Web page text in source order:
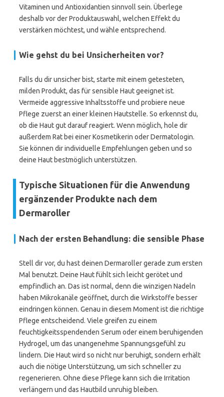
Vitaminen und Antioxidantien sinnvoll sein. Überlege
deshalb vor der Produktauswahl, welchen Effekt du
verstärken möchtest, und wähle entsprechend.
Wie gehst du bei Unsicherheiten vor?
Falls du dir unsicher bist, starte mit einem getesteten,
milden Produkt, das für sensible Haut geeignet ist.
Vermeide aggressive Inhaltsstoffe und probiere neue
Pflege zuerst an einer kleinen Hautstelle. So erkennst du,
ob die Haut gut darauf reagiert. Wenn möglich, hole dir
außerdem Rat bei einer Kosmetikerin oder Dermatologin.
Sie können dir individuelle Empfehlungen geben und so
deine Haut bestmöglich unterstützen.
Typische Situationen für die Anwendung
ergänzender Produkte nach dem
Dermaroller
Nach der ersten Behandlung: die sensible Phase
Stell dir vor, du hast deinen Dermaroller gerade zum ersten
Mal benutzt. Deine Haut fühlt sich leicht gerötet und
empfindlich an. Das ist normal, denn die winzigen Nadeln
haben Mikrokanäle geöffnet, durch die Wirkstoffe besser
eindringen können. Genau in diesem Moment ist die richtige
Pflege entscheidend. Viele greifen zu einem
feuchtigkeitsspendenden Serum oder einem beruhigenden
Hydrogel, um das unangenehme Spannungsgefühl zu
lindern. Die Haut wird so nicht nur beruhigt, sondern erhält
auch die nötige Unterstützung, um sich schneller zu
regenerieren. Ohne diese Pflege kann sich die Irritation
verlängern und das Hautbild unruhig bleiben.